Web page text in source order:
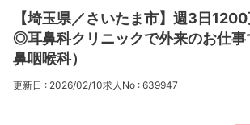
【埼玉県／さいたま市】週3日
◎耳鼻科クリニックで外来のお仕事
鼻咽喉科）
更新日 : 2026/02/10求人No : 639947